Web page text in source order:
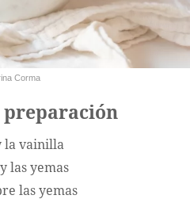
Corma
preparación
la vainilla
las yemas
las yemas